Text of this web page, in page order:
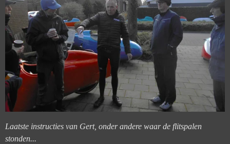
Laatste instructies van Gert, onder andere waar de flitspalen
stonden...